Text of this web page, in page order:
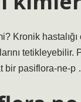
Kronik
bir pasiflora-ne-p